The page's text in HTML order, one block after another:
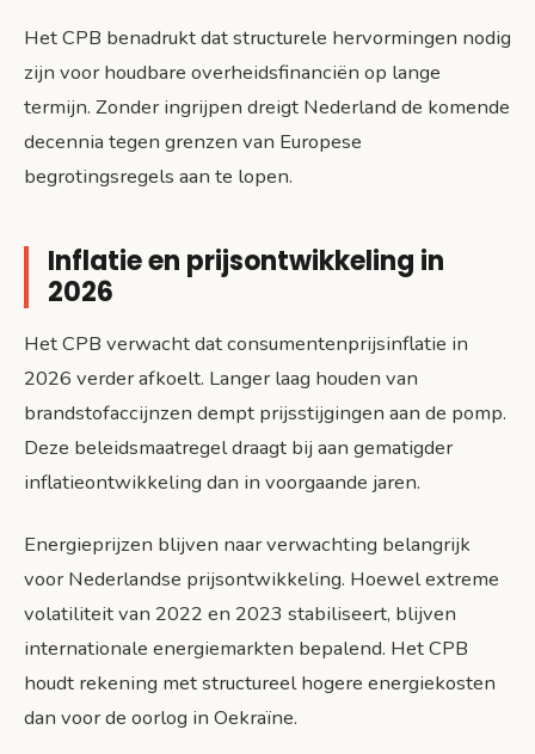
Het CPB benadrukt dat structurele hervormingen nodig
zijn voor houdbare overheidsfinanciën op lange
termijn. Zonder ingrijpen dreigt Nederland de komende
decennia tegen grenzen van Europese
begrotingsregels aan te lopen.
Inflatie en prijsontwikkeling in
2026
Het CPB verwacht dat consumentenprijsinflatie in
2026 verder afkoelt. Langer laag houden van
brandstofaccijnzen dempt prijsstijgingen aan de pomp.
Deze beleidsmaatregel draagt bij aan gematigder
inflatieontwikkeling dan in voorgaande jaren.
Energieprijzen blijven naar verwachting belangrijk
voor Nederlandse prijsontwikkeling. Hoewel extreme
volatiliteit van 2022 en 2023 stabiliseert, blijven
internationale energiemarkten bepalend. Het CPB
houdt rekening met structureel hogere energiekosten
dan voor de oorlog in Oekraïne.